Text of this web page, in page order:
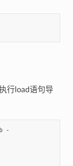
行load语句导
-